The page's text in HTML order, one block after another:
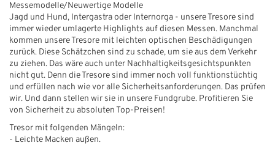
Messemodelle/Neuwertige Modelle
Jagd und Hund, Intergastra oder Internorga - unsere Tresore sind
immer wieder umlagerte Highlights auf diesen Messen. Manchmal
kommen unsere Tresore mit leichten optischen Beschädigungen
zurück. Diese Schätzchen sind zu schade, um sie aus dem Verkehr
zu ziehen. Das wäre auch unter Nachhaltigkeitsgesichtspunkten
nicht gut. Denn die Tresore sind immer noch voll funktionstüchtig
und erfüllen nach wie vor alle Sicherheitsanforderungen. Das prüfen
wir. Und dann stellen wir sie in unsere Fundgrube. Profitieren Sie
von Sicherheit zu absoluten Top-Preisen!
Tresor mit folgenden Mängeln:
- Leichte Macken außen.